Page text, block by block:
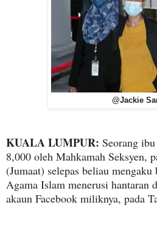
@Jackie
KUALA LUMPUR: Seorang
8,000 oleh Mahkamah Seksyen,
(Jumaat) selepas beliau mengaku
Agama Islam menerusi hantaran
akaun Facebook miliknya, pada